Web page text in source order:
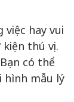
hay vui
kiện thú vị.
có thể
hình mẫu lý